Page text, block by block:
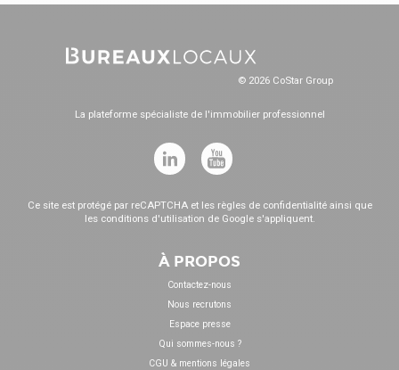
© 2026 CoStar Group
La plateforme spécialiste de l'immobilier professionnel
Ce site est protégé par reCAPTCHA et les règles de confidentialitéainsi que
les conditions d'utilisation de Google s'appliquent.
À PROPOS
Contactez-nous
Nous recrutons
Espace presse
Qui sommes-nous ?
CGU & mentions légales